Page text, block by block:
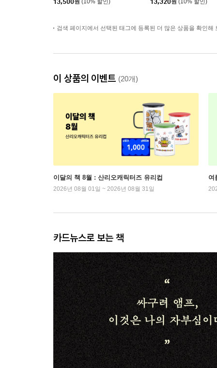
13,500원 (10% 할인) 13,320원 (10% 할인)
검색 페이지에서 선택된 태그에 등록된 더 많은 상품을 확인해
이 상품의 이벤트 (20개)
이달의 책 8월 : 산리오캐릭터즈 유리컵
2026년 08월 01일 ~ 2026년 08월 31일
여
카드뉴스로 보는 책